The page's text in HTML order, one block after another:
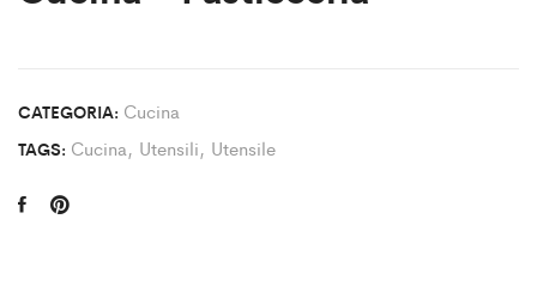
CATEGORIA: Cucina
TAGS: Cucina, Utensili, Utensile